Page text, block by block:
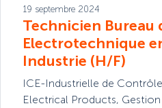
19 septembre 2024
Technicien Bureau
Electrotechnique
Industrie (H/F)
ICE-Industrielle de
Electrical Products,